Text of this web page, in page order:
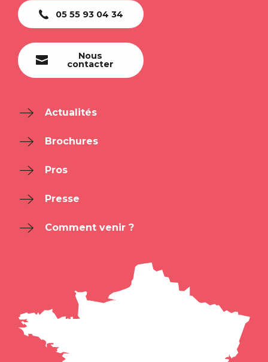
05 55 93 04 34
Nous
contacter
Actualités
Brochures
Pros
Presse
Comment venir ?